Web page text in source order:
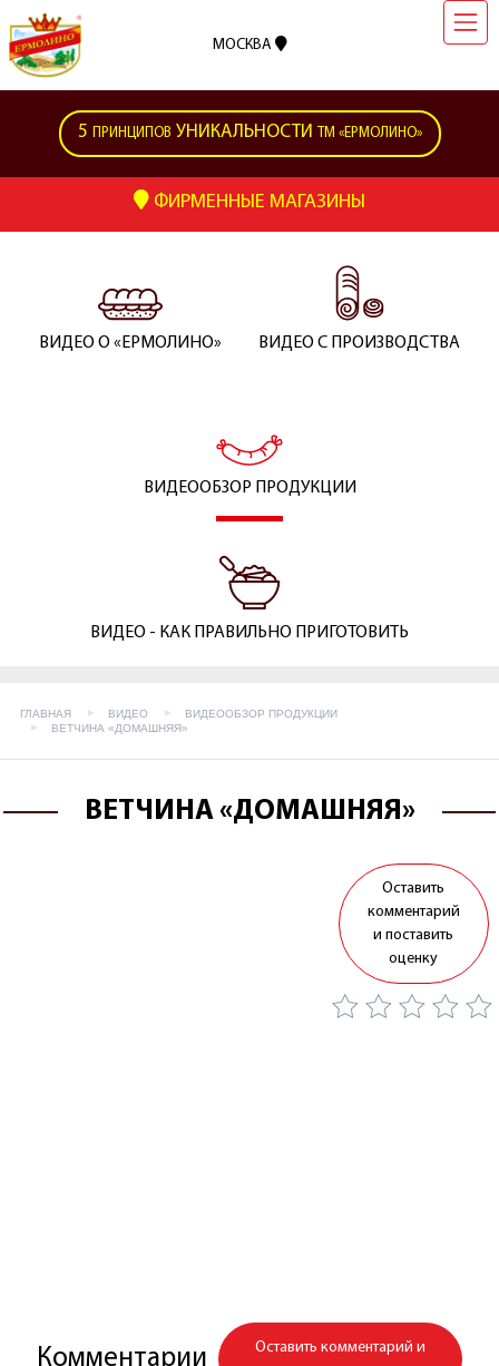
МОСКВА
5 ПРИНЦИПОВ УНИКАЛЬНОСТИ ТМ «ЕРМОЛИНО»
ФИРМЕННЫЕ МАГАЗИНЫ
ВИДЕО О «ЕРМОЛИНО» ВИДЕО С ПРОИЗВОДСТВА
ВИДЕООБЗОР ПРОДУКЦИИ
ВИДЕО - КАК ПРАВИЛЬНО ПРИГОТОВИТЬ
ГЛАВНАЯ ВИДЕО
ВИДЕООБЗОР ПРОДУКЦИИ
ВЕТЧИНА «ДОМАШНЯЯ»
ВЕТЧИНА «ДОМАШНЯЯ»
Оставить
комментарий
и поставить
оценку
Комментарии
Оставить комментарий и